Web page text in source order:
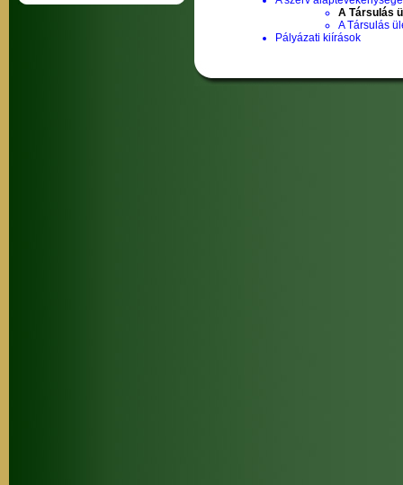
A Társulás
A Társulás
Pályázati kiírások